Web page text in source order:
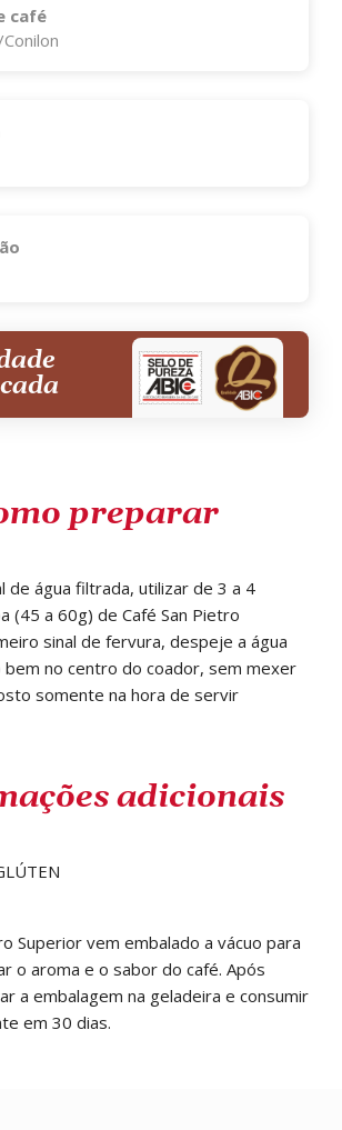
café
preparar
de água filtrada, utilizar de 3 a 4
(45 a 60g) de Café San Pietro
sinal de fervura, despeje a água
no centro do coador, sem mexer
somente na hora de servir
adicionais
Superior vem embalado a vácuo para
o aroma e o sabor do café. Após
a embalagem na geladeira e consumir
em 30 dias.